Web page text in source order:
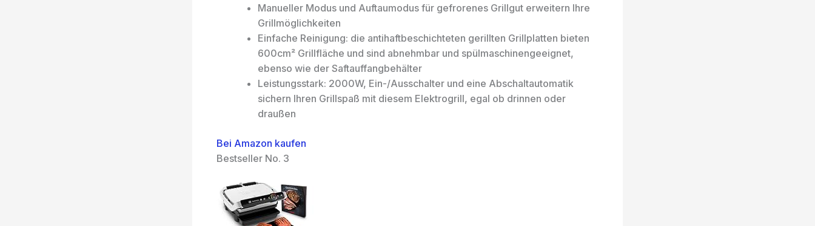
Manueller Modus und Auftaumodus für gefrorenes Grillgut erweitern Ihre
Grillmöglichkeiten
Einfache Reinigung: die antihaftbeschichteten gerillten Grillplatten bieten
600cm² Grillfläche und sind abnehmbar und spülmaschinengeeignet,
ebenso wie der Saftauffangbehälter
Leistungsstark: 2000W, Ein-/Ausschalter und eine Abschaltautomatik
sichern Ihren Grillspaß mit diesem Elektrogrill, egal ob drinnen oder
draußen
Bei Amazon kaufen
Bestseller No. 3